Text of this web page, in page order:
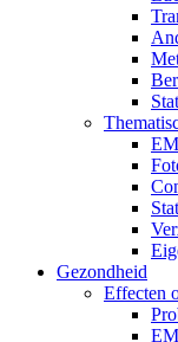
Gezondheid
Effecten